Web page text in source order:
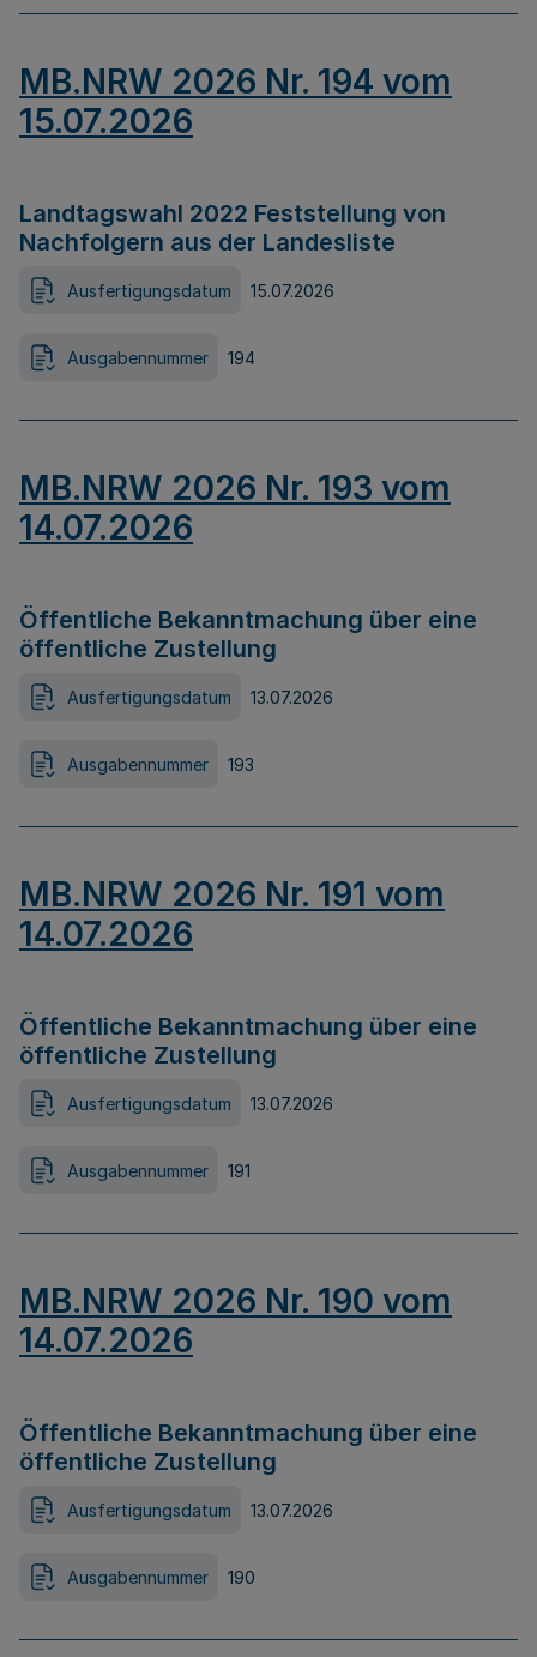
MB.NRW 2026 Nr. 194 vom
15.07.2026
Landtagswahl 2022 Feststellung von
Nachfolgern aus der Landesliste
Ausfertigungsdatum 15.07.2026
Ausgabennummer 194
MB.NRW 2026 Nr. 193 vom
14.07.2026
Öffentliche Bekanntmachung über eine
öffentliche Zustellung
Ausfertigungsdatum 13.07.2026
Ausgabennummer 193
MB.NRW 2026 Nr. 191 vom
14.07.2026
Öffentliche Bekanntmachung über eine
öffentliche Zustellung
Ausfertigungsdatum 13.07.2026
Ausgabennummer 191
MB.NRW 2026 Nr. 190 vom
14.07.2026
Öffentliche Bekanntmachung über eine
öffentliche Zustellung
Ausfertigungsdatum 13.07.2026
Ausgabennummer 190